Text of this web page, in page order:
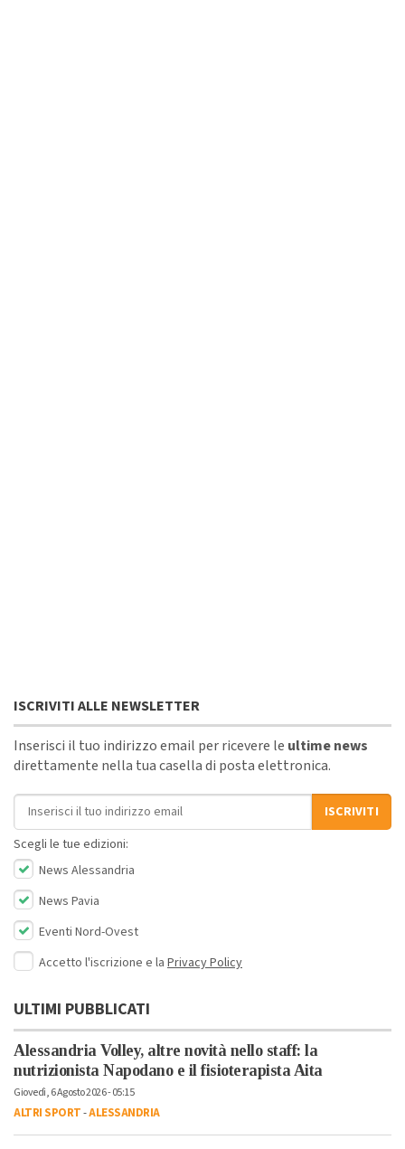
ISCRIVITI ALLE NEWSLETTER
Inserisci il tuo indirizzo email per ricevere le ultime news
direttamente nella tua casella di posta elettronica.
Indirizzo email
ISCRIVITI
Scegli le tue edizioni:
News Alessandria
News Pavia
Eventi Nord-Ovest
Accetto l'iscrizione e la Privacy Policy
ULTIMI PUBBLICATI
Alessandria Volley, altre novità nello staff: la
nutrizionista Napodano e il fisioterapista Aita
Giovedì, 6 Agosto 2026 - 05:15
ALTRI SPORT-ALESSANDRIA